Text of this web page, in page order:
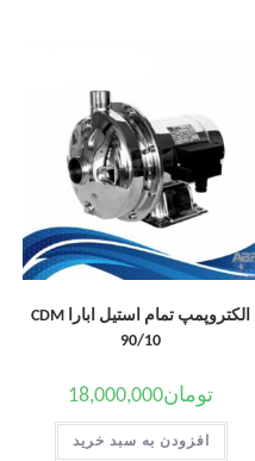
الکتروپمپ تمام استیل ابارا CDM
90/10
تومان18,000,000
افزودن به سبد خرید